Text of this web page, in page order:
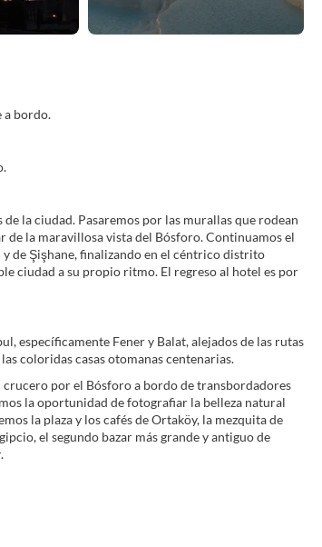
a bordo.
la ciudad. Pasaremos por las murallas que rodean
de la maravillosa vista del Bósforo. Continuamos el
de Şişhane, finalizando en el céntrico distrito
ciudad a su propio ritmo. El regreso al hotel es por
específicamente Fener y Balat, alejados de las rutas
coloridas casas otomanas centenarias.
por el Bósforo a bordo de transbordadores
la oportunidad de fotografiar la belleza natural
la plaza y los cafés de Ortaköy, la mezquita de
el segundo bazar más grande y antiguo de